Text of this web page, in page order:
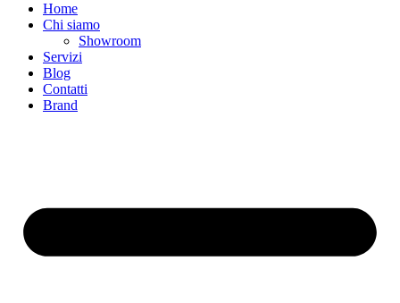
Home
Chi siamo
Showroom
Servizi
Blog
Contatti
Brand